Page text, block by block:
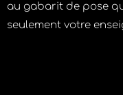
au gabarit de pose
seulement votre